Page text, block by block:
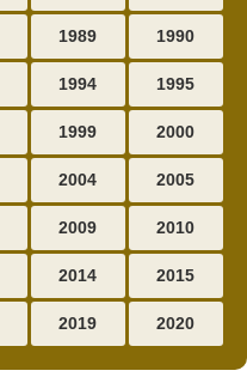
1989 1990
1994 1995
1999 2000
2004 2005
2009 2010
2014 2015
2019 2020